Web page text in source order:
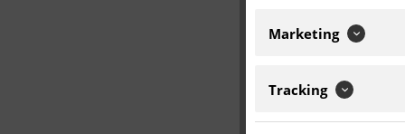
Marketing
Tracking